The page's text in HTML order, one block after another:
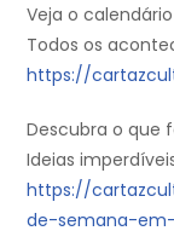
Veja o
Todos os
https://
Descubra o que
Ideias
https://
de-semana-